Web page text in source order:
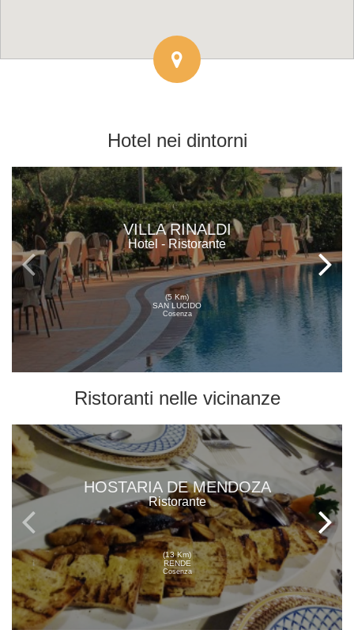
Hotel nei dintorni
VILLA RINALDI
Hotel - Ristorante
(5 Km)
SAN LUCIDO
Cosenza
Ristoranti nelle vicinanze
HOSTARIA DE MENDOZA
Ristorante
(13 Km)
RENDE
Cosenza